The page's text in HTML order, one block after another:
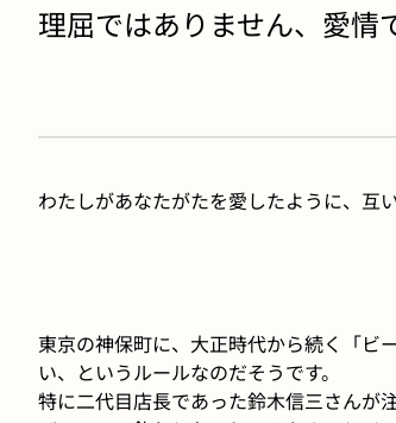
理屈ではありません、愛情
わたしがあなたがたを愛したように、互
東京の神保町に、大正時代から続く「ビ
い、というルールなのだそうです。
特に二代目店長であった鈴木信三さんが